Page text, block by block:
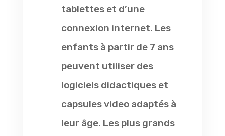
tablettes et d’une
connexion internet. Les
enfants à partir de 7 ans
peuvent utiliser des
logiciels didactiques et
capsules video adaptés à
leur âge. Les plus grands